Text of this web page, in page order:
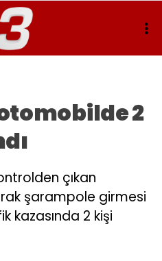
2
çıkan
şarampole girmesi
kazasında 2 kişi